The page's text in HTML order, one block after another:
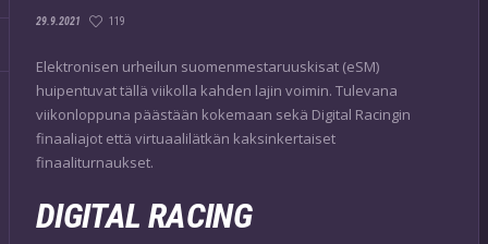
29.9.2021 119
Elektronisen urheilun suomenmestaruuskisat (eSM)
huipentuvat tällä viikolla kahden lajin voimin. Tulevana
viikonloppuna päästään kokemaan sekä Digital Racingin
finaaliajot että virtuaalilätkän kaksinkertaiset
finaaliturnaukset.
DIGITAL RACING